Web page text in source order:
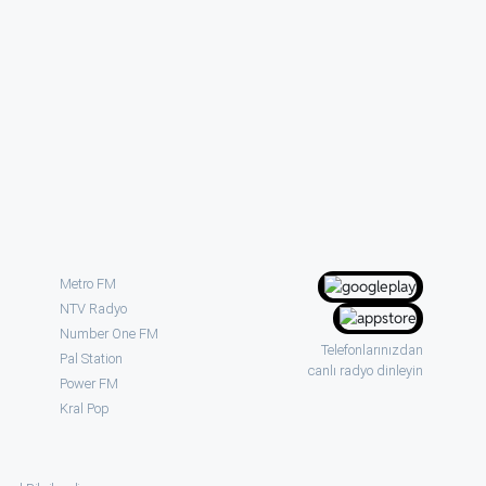
Metro FM
NTV Radyo
Number One FM
Pal Station
Power FM
Kral Pop
Telefonlarınızdan
canlı radyo dinleyin